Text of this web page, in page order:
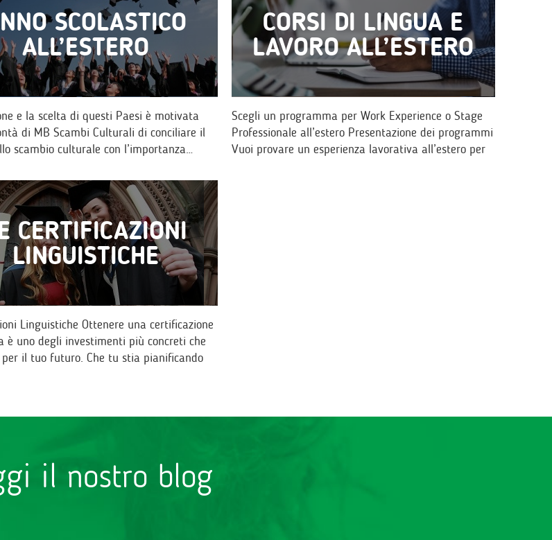
SCOLASTICO
ALL’ESTERO
e la scelta di questi Paesi è motivata
di MB Scambi Culturali di conciliare il
scambio culturale con l’importanza…
CORSI DI LINGUA E
LAVORO ALL’ESTERO
Scegli un programma per Work Experience o Stage
Professionale all’estero Presentazione dei programmi
Vuoi provare un esperienza lavorativa all’estero per
CERTIFICAZIONI
LINGUISTICHE
Linguistiche Ottenere una certificazione
è uno degli investimenti più concreti che
il tuo futuro. Che tu stia pianificando
il nostro blog